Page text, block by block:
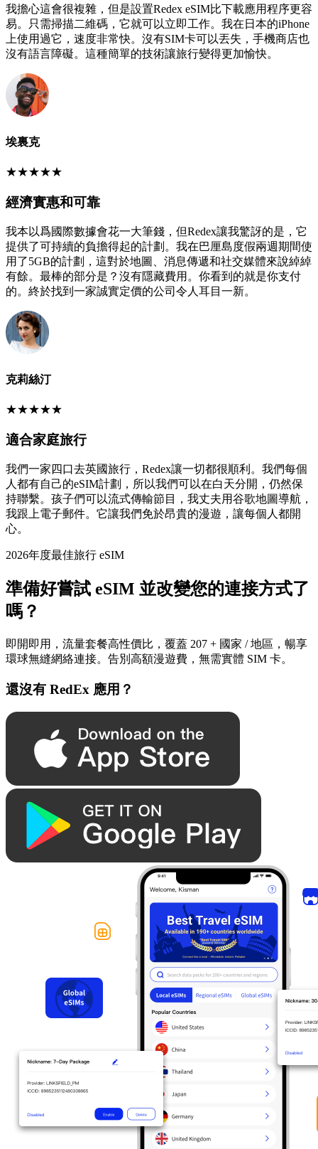
我擔心這會很複雜，但是設置Redex eSIM比下載應用程序更容
易。只需掃描二維碼，它就可以立即工作。我在日本的iPhone
上使用過它，速度非常快。沒有SIM卡可以丟失，手機商店也
沒有語言障礙。這種簡單的技術讓旅行變得更加愉快。
埃裏克
★★★★★
經濟實惠和可靠
我本以爲國際數據會花一大筆錢，但Redex讓我驚訝的是，它
提供了可持續的負擔得起的計劃。我在巴厘島度假兩週期間使
用了5GB的計劃，這對於地圖、消息傳遞和社交媒體來說綽綽
有餘。最棒的部分是？沒有隱藏費用。你看到的就是你支付
的。終於找到一家誠實定價的公司令人耳目一新。
克莉絲汀
★★★★★
適合家庭旅行
我們一家四口去英國旅行，Redex讓一切都很順利。我們每個
人都有自己的eSIM計劃，所以我們可以在白天分開，仍然保
持聯繫。孩子們可以流式傳輸節目，我丈夫用谷歌地圖導航，
我跟上電子郵件。它讓我們免於昂貴的漫遊，讓每個人都開
心。
2026年度最佳旅行 eSIM
準備好嘗試 eSIM 並改變您的連接方式了
嗎？
即開即用，流量套餐高性價比，覆蓋 207 + 國家 / 地區，暢享
環球無縫網絡連接。告別高額漫遊費，無需實體 SIM 卡。
還沒有 RedEx 應用？